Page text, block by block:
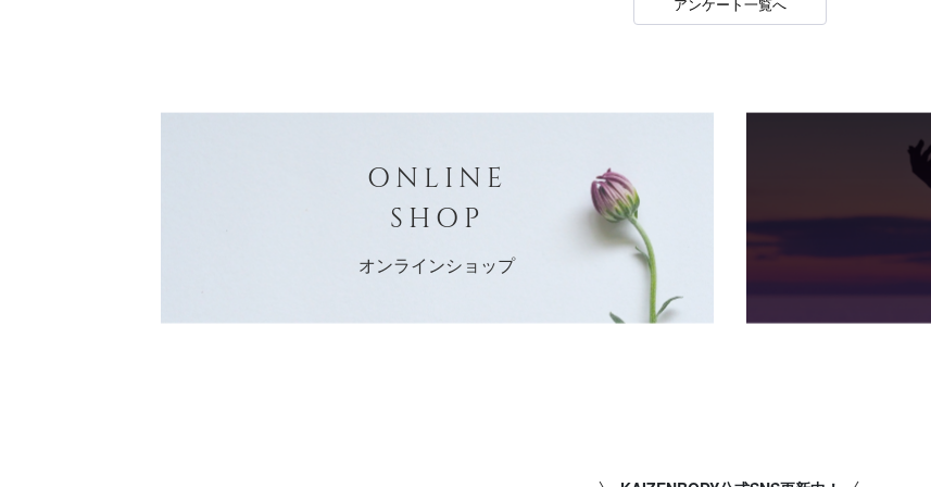
ONLINE
SHOP
オンラインショップ